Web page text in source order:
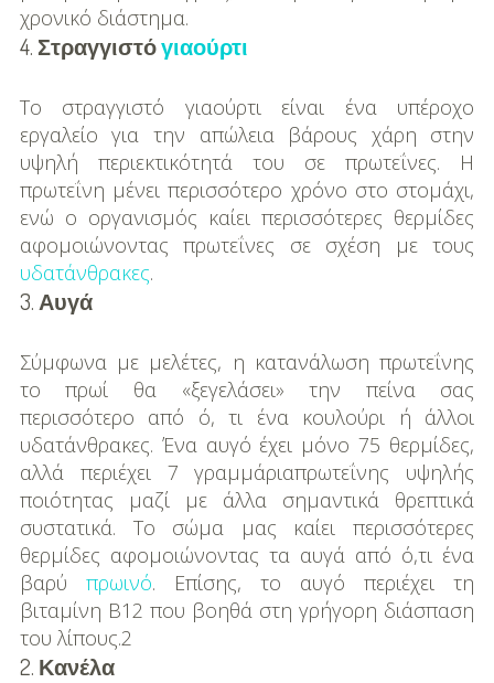
χρονικό διάστημα.
4. Στραγγιστόγιαούρτι
Το στραγγιστό γιαούρτι είναι ένα υπέροχο
εργαλείο για την απώλεια βάρους χάρη στην
υψηλή περιεκτικότητά του σε πρωτεΐνες. Η
πρωτεΐνη μένει περισσότερο χρόνο στο στομάχι,
ενώ ο οργανισμός καίει περισσότερες θερμίδες
αφομοιώνοντας πρωτεΐνες σε σχέση με τους
υδατάνθρακες.
3. Αυγά
Σύμφωνα με μελέτες, η κατανάλωση πρωτεΐνης
το πρωί θα «ξεγελάσει» την πείνα σας
περισσότερο από ό, τι ένα κουλούρι ή άλλοι
υδατάνθρακες. Ένα αυγό έχει μόνο 75 θερμίδες,
αλλά περιέχει 7 γραμμάριαπρωτεΐνης υψηλής
ποιότητας μαζί με άλλα σημαντικά θρεπτικά
συστατικά. Το σώμα μας καίει περισσότερες
θερμίδες αφομοιώνοντας τα αυγά από ό,τι ένα
βαρύ πρωινό. Επίσης, το αυγό περιέχει τη
βιταμίνη Β12 που βοηθά στη γρήγορη διάσπαση
του λίπους.2
2. Κανέλα